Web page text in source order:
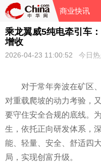
商业快讯
乘龙翼威5纯电牵引车
增收
2026-04-23 11:00:52 今日热
对于常年奔波在矿区
对重载爬坡的动力考验，
要守住安全合规的底线。
生，依托正向研发体系，
能、轻量、安全、舒适四
局，实现创富升级。